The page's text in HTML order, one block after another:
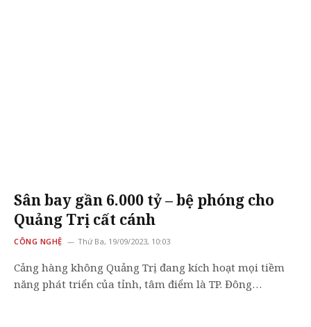
Sân bay gần 6.000 tỷ – bệ phóng cho
Quảng Trị cất cánh
CÔNG NGHỆ Thứ Ba, 19/09/2023, 10:03
Cảng hàng không Quảng Trị đang kích hoạt mọi tiềm
năng phát triển của tỉnh, tâm điểm là TP. Đông…